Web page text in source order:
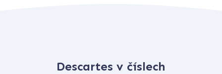
Descartes v číslech